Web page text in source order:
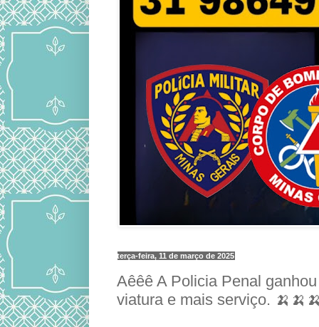
terça-feira, 11 de março de 2025
Aêêê A Policia Penal
viatura e mais serviço.